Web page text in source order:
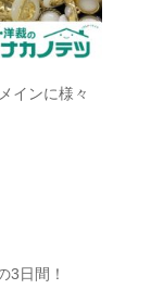
インに様々
3日間！